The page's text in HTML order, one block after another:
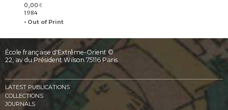
0,00 €
1984
• Out of Print
École française d'Extrême-Orient ©
22, av du Président Wilson 75116 Paris
LATEST PUBLICATIONS
COLLECTIONS
JOURNALS